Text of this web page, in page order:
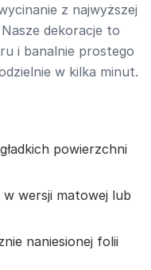
z najwyższej
dekoracje to
i banalnie prostego
w kilka minut.
powierzchni
wersji matowej lub
naniesionej folii